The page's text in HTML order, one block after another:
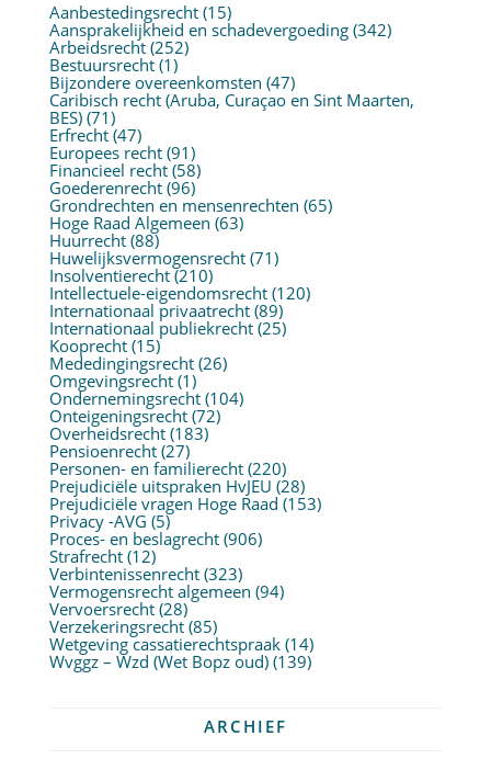
Aanbestedingsrecht(15)
Aansprakelijkheid en schadevergoeding(342)
Arbeidsrecht(252)
Bestuursrecht(1)
Bijzondere overeenkomsten (47)
Caribisch recht (Aruba, Curaçao en Sint Maarten,
BES)(71)
Erfrecht(47)
Europees recht(91)
Financieel recht(58)
Goederenrecht(96)
Grondrechten en mensenrechten (65)
Hoge Raad Algemeen (63)
Huurrecht(88)
Huwelijksvermogensrecht(71)
Insolventierecht(210)
Intellectuele-eigendomsrecht(120)
Internationaal privaatrecht(89)
Internationaal publiekrecht(25)
Kooprecht(15)
Mededingingsrecht(26)
Omgevingsrecht(1)
Ondernemingsrecht(104)
Onteigeningsrecht(72)
Overheidsrecht(183)
Pensioenrecht(27)
Personen- en familierecht(220)
Prejudiciële uitspraken HvJEU (28)
Prejudiciële vragen Hoge Raad (153)
Privacy -AVG (5)
Proces- en beslagrecht(906)
Strafrecht(12)
Verbintenissenrecht(323)
Vermogensrecht algemeen (94)
Vervoersrecht(28)
Verzekeringsrecht(85)
Wetgeving cassatierechtspraak(14)
Wvggz – Wzd (Wet Bopz oud)(139)
ARCHIEF